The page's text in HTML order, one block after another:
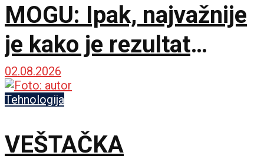
MOGU: Ipak, najvažnije
je kako je rezultat
proveren
02.08.2026
Tehnologija
VEŠTAČKA